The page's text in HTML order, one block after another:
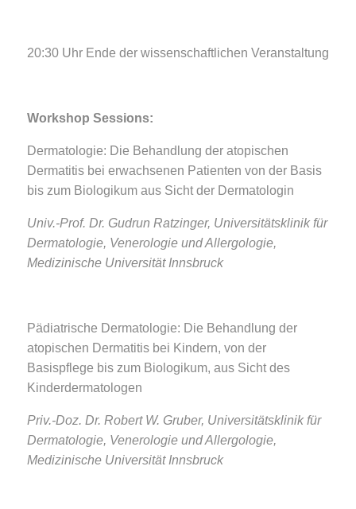
20:30 Uhr Ende der wissenschaftlichen Veranstaltung
Workshop Sessions:
Dermatologie: Die Behandlung der atopischen
Dermatitis bei erwachsenen Patienten von der Basis
bis zum Biologikum aus Sicht der Dermatologin
Univ.-Prof. Dr. Gudrun Ratzinger, Universitätsklinik für
Dermatologie, Venerologie und Allergologie,
Medizinische Universität Innsbruck
Pädiatrische Dermatologie: Die Behandlung der
atopischen Dermatitis bei Kindern, von der
Basispflege bis zum Biologikum, aus Sicht des
Kinderdermatologen
Priv.-Doz. Dr. Robert W. Gruber, Universitätsklinik für
Dermatologie, Venerologie und Allergologie,
Medizinische Universität Innsbruck